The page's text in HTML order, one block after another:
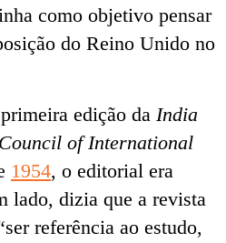
como objetivo pensar
do Reino Unido no
edição da India
of International
1954, o editorial era
lado, dizia que a revista
referência ao estudo,